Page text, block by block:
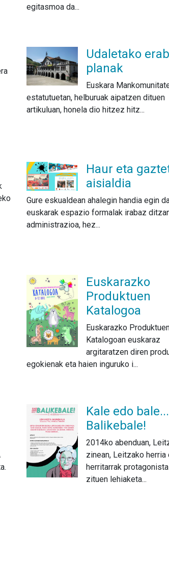
egitasmoa da...
Udaletako
planak
Euskara
estatutuetan, helburuak aipatzen dituen
artikuluan, honela dio hitzez hitz...
Haur eta
aisialdia
Gure eskualdean ahalegin handia egin
euskarak espazio formalak irabaz
administrazioa, hez...
Euskarazko
Produktuen
Katalogoa
Euskarazko
Katalogoan euskaraz
argitaratzen diren
egokienak eta haien inguruko i...
Kale edo bale...
Balikebale!
2014ko abenduan,
zinean, Leitzako herria
herritarrak
zituen lehiaketa...